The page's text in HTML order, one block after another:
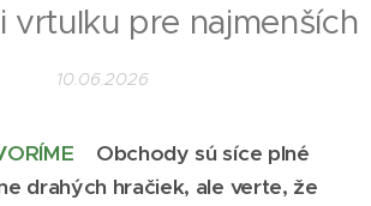
pre najmenších
10.06.2026
Obchody sú síce plné
drahých hračiek, ale verte, že